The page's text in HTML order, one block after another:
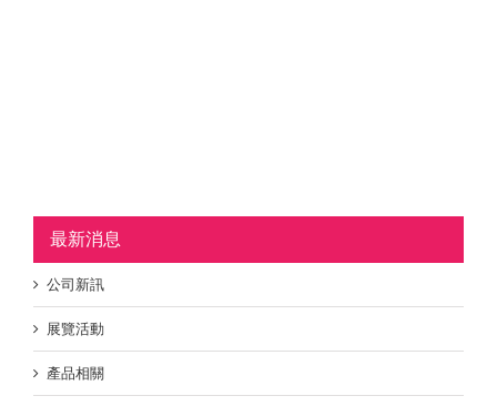
最新消息
公司新訊
展覽活動
產品相關